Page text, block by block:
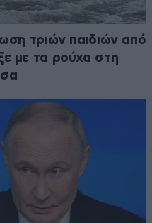
τριών παιδιών από
με τα ρούχα στη